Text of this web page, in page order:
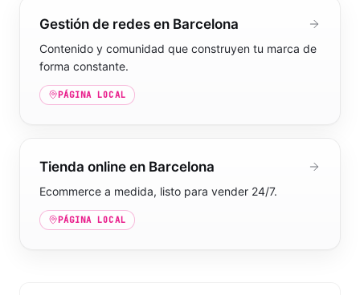
Gestión de redes en Barcelona
Contenido y comunidad que construyen tu marca de
forma constante.
PÁGINA LOCAL
Tienda online en Barcelona
Ecommerce a medida, listo para vender 24/7.
PÁGINA LOCAL